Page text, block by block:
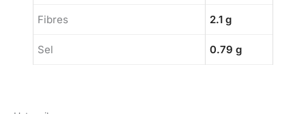
Fibres 2.1 g
Sel 0.79 g